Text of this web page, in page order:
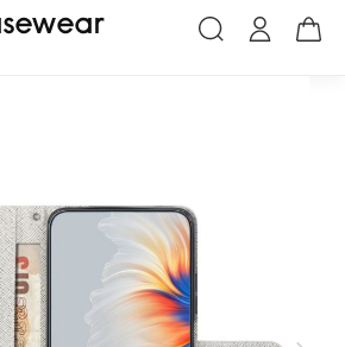
Redmi Note 13 Pro 5G /